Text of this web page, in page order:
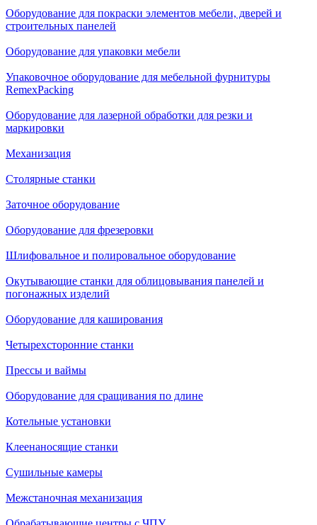
Оборудование для покраски элементов мебели, дверей и
строительных панелей
Оборудование для упаковки мебели
Упаковочное оборудование для мебельной фурнитуры
RemexPacking
Оборудование для лазерной обработки для резки и
маркировки
Механизация
Столярные станки
Заточное оборудование
Оборудование для фрезеровки
Шлифовальное и полировальное оборудование
Окутывающие станки для облицовывания панелей и
погонажных изделий
Оборудование для каширования
Четырехсторонние станки
Прессы и ваймы
Оборудование для сращивания по длине
Котельные установки
Клеенаносящие станки
Сушильные камеры
Межстаночная механизация